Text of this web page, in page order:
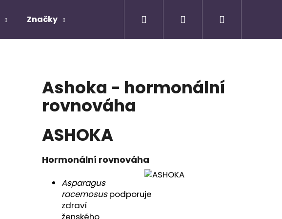
Značky Přihlášení
Ashoka - hormonální
rovnováha
ASHOKA
Hormonální rovnováha
Asparagus
racemosus podporuje
zdraví
ženského